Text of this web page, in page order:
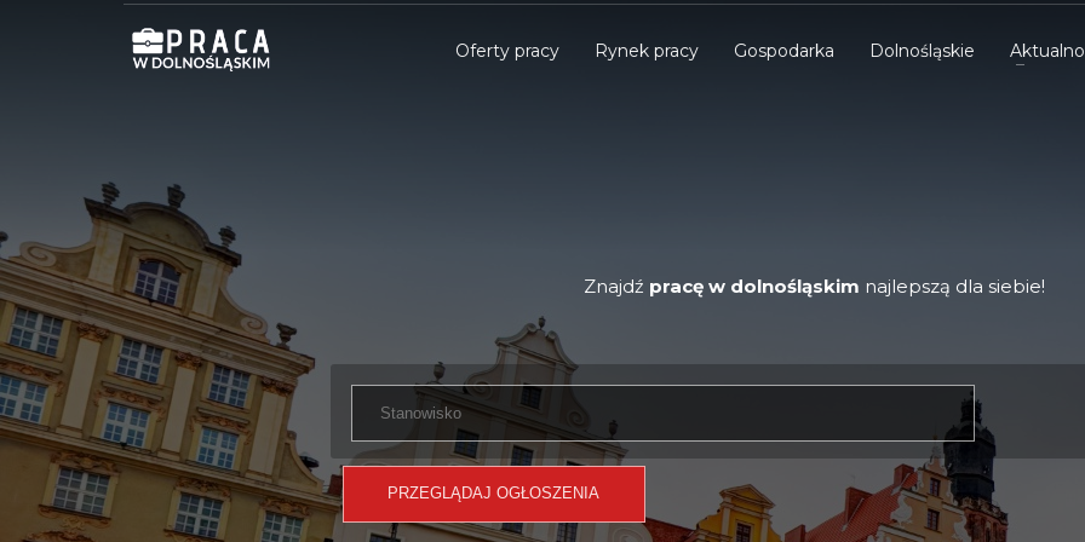
Oferty pracy Rynek pracy Gospodarka Dolnośląskie
Znajdź pracę w dolnośląskim najlepszą dla siebie!